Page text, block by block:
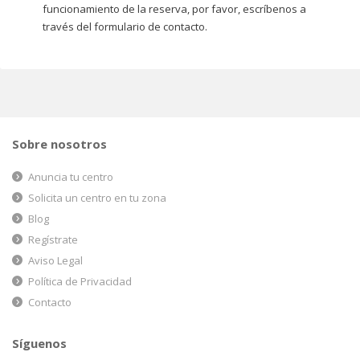
funcionamiento de la reserva, por favor, escríbenos a
través del formulario de contacto.
Sobre nosotros
Anuncia tu centro
Solicita un centro en tu zona
Blog
Regístrate
Aviso Legal
Política de Privacidad
Contacto
Síguenos